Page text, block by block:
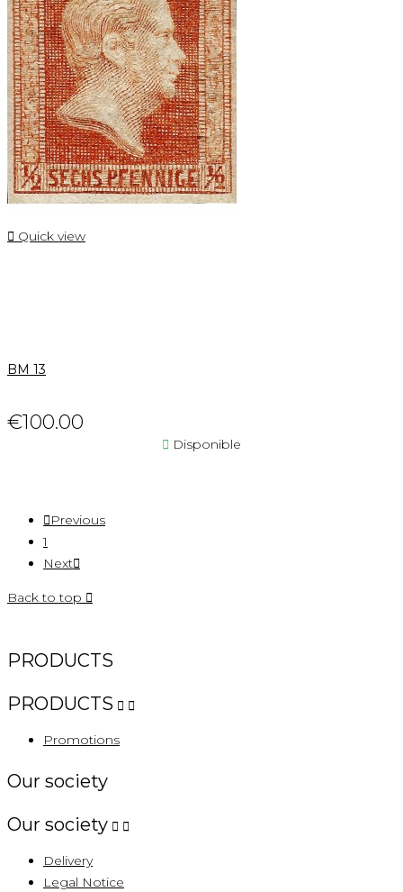
 Quick view
BM 13
€100.00
 Disponible
Previous
1
Next
Back to top 
PRODUCTS
PRODUCTS  
Promotions
Our society
Our society  
Delivery
Legal Notice